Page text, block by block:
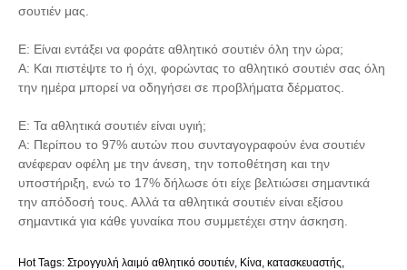
σουτιέν μας.
Ε: Είναι εντάξει να φοράτε αθλητικό σουτιέν όλη την ώρα;
Α: Και πιστέψτε το ή όχι, φορώντας το αθλητικό σουτιέν σας όλη
την ημέρα μπορεί να οδηγήσει σε προβλήματα δέρματος.
Ε: Τα αθλητικά σουτιέν είναι υγιή;
Α: Περίπου το 97% αυτών που συνταγογραφούν ένα σουτιέν
ανέφεραν οφέλη με την άνεση, την τοποθέτηση και την
υποστήριξη, ενώ το 17% δήλωσε ότι είχε βελτιώσει σημαντικά
την απόδοσή τους. Αλλά τα αθλητικά σουτιέν είναι εξίσου
σημαντικά για κάθε γυναίκα που συμμετέχει στην άσκηση.
Hot Tags: Στρογγυλή λαιμό αθλητικό σουτιέν, Κίνα, κατασκευαστής,